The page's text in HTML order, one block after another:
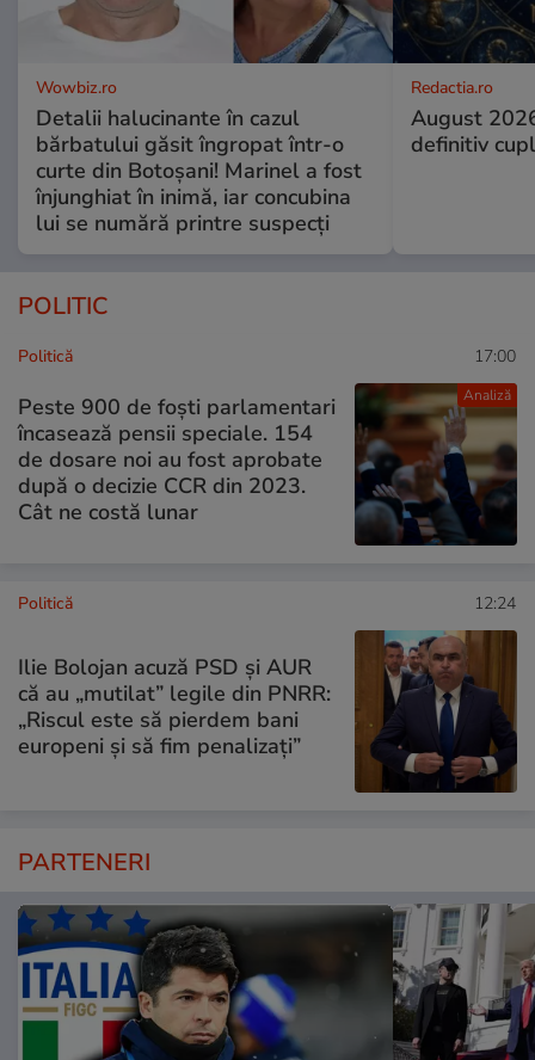
Wowbiz.ro
Detalii halucinante în cazul
bărbatului găsit îngropat într-o
curte din Botoșani! Marinel a fost
înjunghiat în inimă, iar concubina
lui se numără printre suspecți
Redactia.ro
August
definitiv
POLITIC
Analiză
Politică 17:00
Peste 900 de foști parlamentari
încasează pensii speciale. 154
de dosare noi au fost aprobate
după o decizie CCR din 2023.
Cât ne costă lunar
Politică 12:24
Ilie Bolojan acuză PSD și AUR
că au „mutilat” legile din PNRR:
„Riscul este să pierdem bani
europeni și să fim penalizați”
PARTENERI